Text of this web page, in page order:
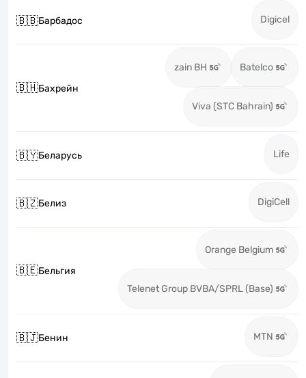
🇧🇧Барбадос Digicel
🇧🇭Бахрейн
zain BH Batelco
Viva (STC Bahrain)
🇧🇾Беларусь Life
🇧🇿Белиз DigiCell
🇧🇪Бельгия
Orange Belgium
Telenet Group BVBA/SPRL (Base)
🇧🇯Бенин MTN